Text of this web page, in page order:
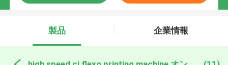
製品 企業情報